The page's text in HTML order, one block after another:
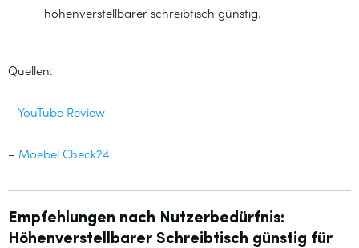
höhenverstellbarer schreibtisch günstig.
Quellen:
– YouTube Review
– Moebel Check24
Empfehlungen nach Nutzerbedürfnis:
Höhenverstellbarer Schreibtisch günstig für